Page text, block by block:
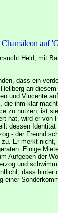
Held, mit
dass ein
an
und Vincente
ihm klar
zu nutzen, ist
hat, wird er
dessen
- der Freund
Er merkt
Einige
der
und
dass